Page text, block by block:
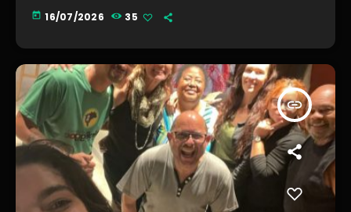
today 16/07/2026 35
insert_link